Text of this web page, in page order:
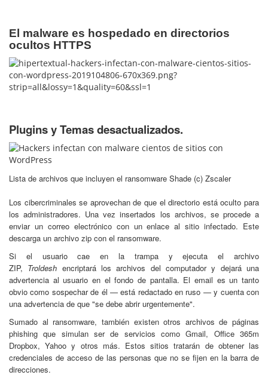
El malware es hospedado en directorios
ocultos HTTPS
Plugins y Temas desactualizados.
Lista de archivos que incluyen el ransomware Shade (c) Zscaler
Los cibercriminales se aprovechan de que el directorio está oculto para
los administradores. Una vez insertados los archivos, se procede a
enviar un correo electrónico con un enlace al sitio infectado. Este
descarga un archivo zip con el ransomware.
Si el usuario cae en la trampa y ejecuta el archivo
ZIP, Troldesh encriptará los archivos del computador y dejará una
advertencia al usuario en el fondo de pantalla. El email es un tanto
obvio como sospechar de él — está redactado en ruso — y cuenta con
una advertencia de que "se debe abrir urgentemente".
Sumado al ransomware, también existen otros archivos de páginas
phishing que simulan ser de servicios como Gmail, Office 365m
Dropbox, Yahoo y otros más. Estos sitios tratarán de obtener las
credenciales de acceso de las personas que no se fijen en la barra de
direcciones.